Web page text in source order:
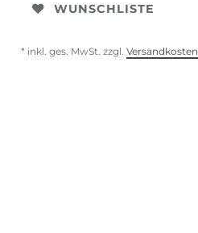
WUNSCHLISTE
* inkl. ges. MwSt. zzgl. Versandkosten